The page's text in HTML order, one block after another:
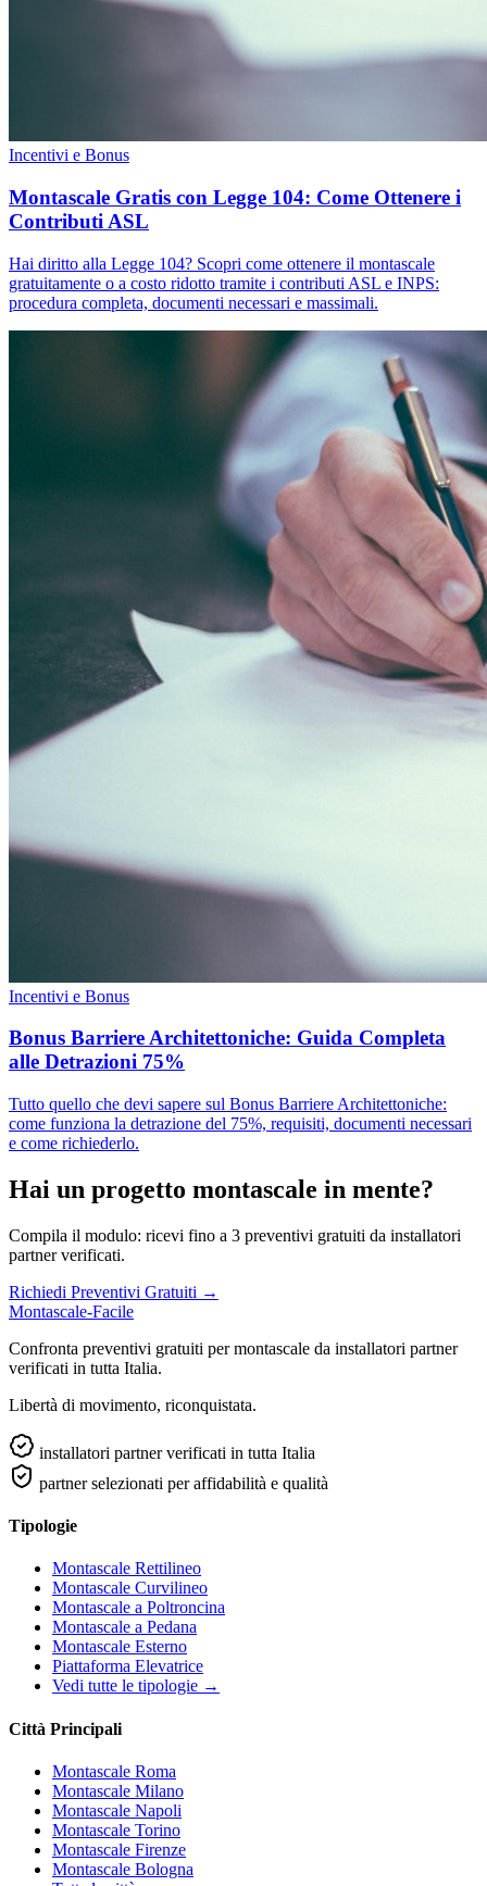
Incentivi e Bonus
Montascale Gratis con Legge 104: Come Ottenere i
Contributi ASL
Hai diritto alla Legge 104? Scopri come ottenere il montascale
gratuitamente o a costo ridotto tramite i contributi ASL e INPS:
procedura completa, documenti necessari e massimali.
Incentivi e Bonus
Bonus Barriere Architettoniche: Guida Completa
alle Detrazioni 75%
Tutto quello che devi sapere sul Bonus Barriere Architettoniche:
come funziona la detrazione del 75%, requisiti, documenti necessari
e come richiederlo.
Hai un progetto montascale in mente?
Compila il modulo: ricevi fino a 3 preventivi gratuiti da installatori
partner verificati.
Richiedi Preventivi Gratuiti →
Montascale-Facile
Confronta preventivi gratuiti per montascale da installatori partner
verificati in tutta Italia.
Libertà di movimento, riconquistata.
installatori partner verificati in tutta Italia
partner selezionati per affidabilità e qualità
Tipologie
Montascale Rettilineo
Montascale Curvilineo
Montascale a Poltroncina
Montascale a Pedana
Montascale Esterno
Piattaforma Elevatrice
Vedi tutte le tipologie →
Città Principali
Montascale Roma
Montascale Milano
Montascale Napoli
Montascale Torino
Montascale Firenze
Montascale Bologna